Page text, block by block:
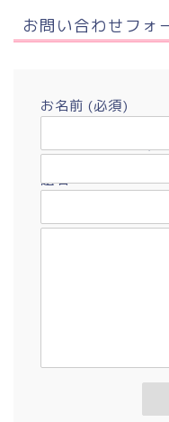
お問い合わせフォ
お名前 (必須)
題名